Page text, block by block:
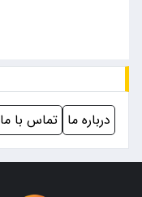
درباره ما تماس با ما